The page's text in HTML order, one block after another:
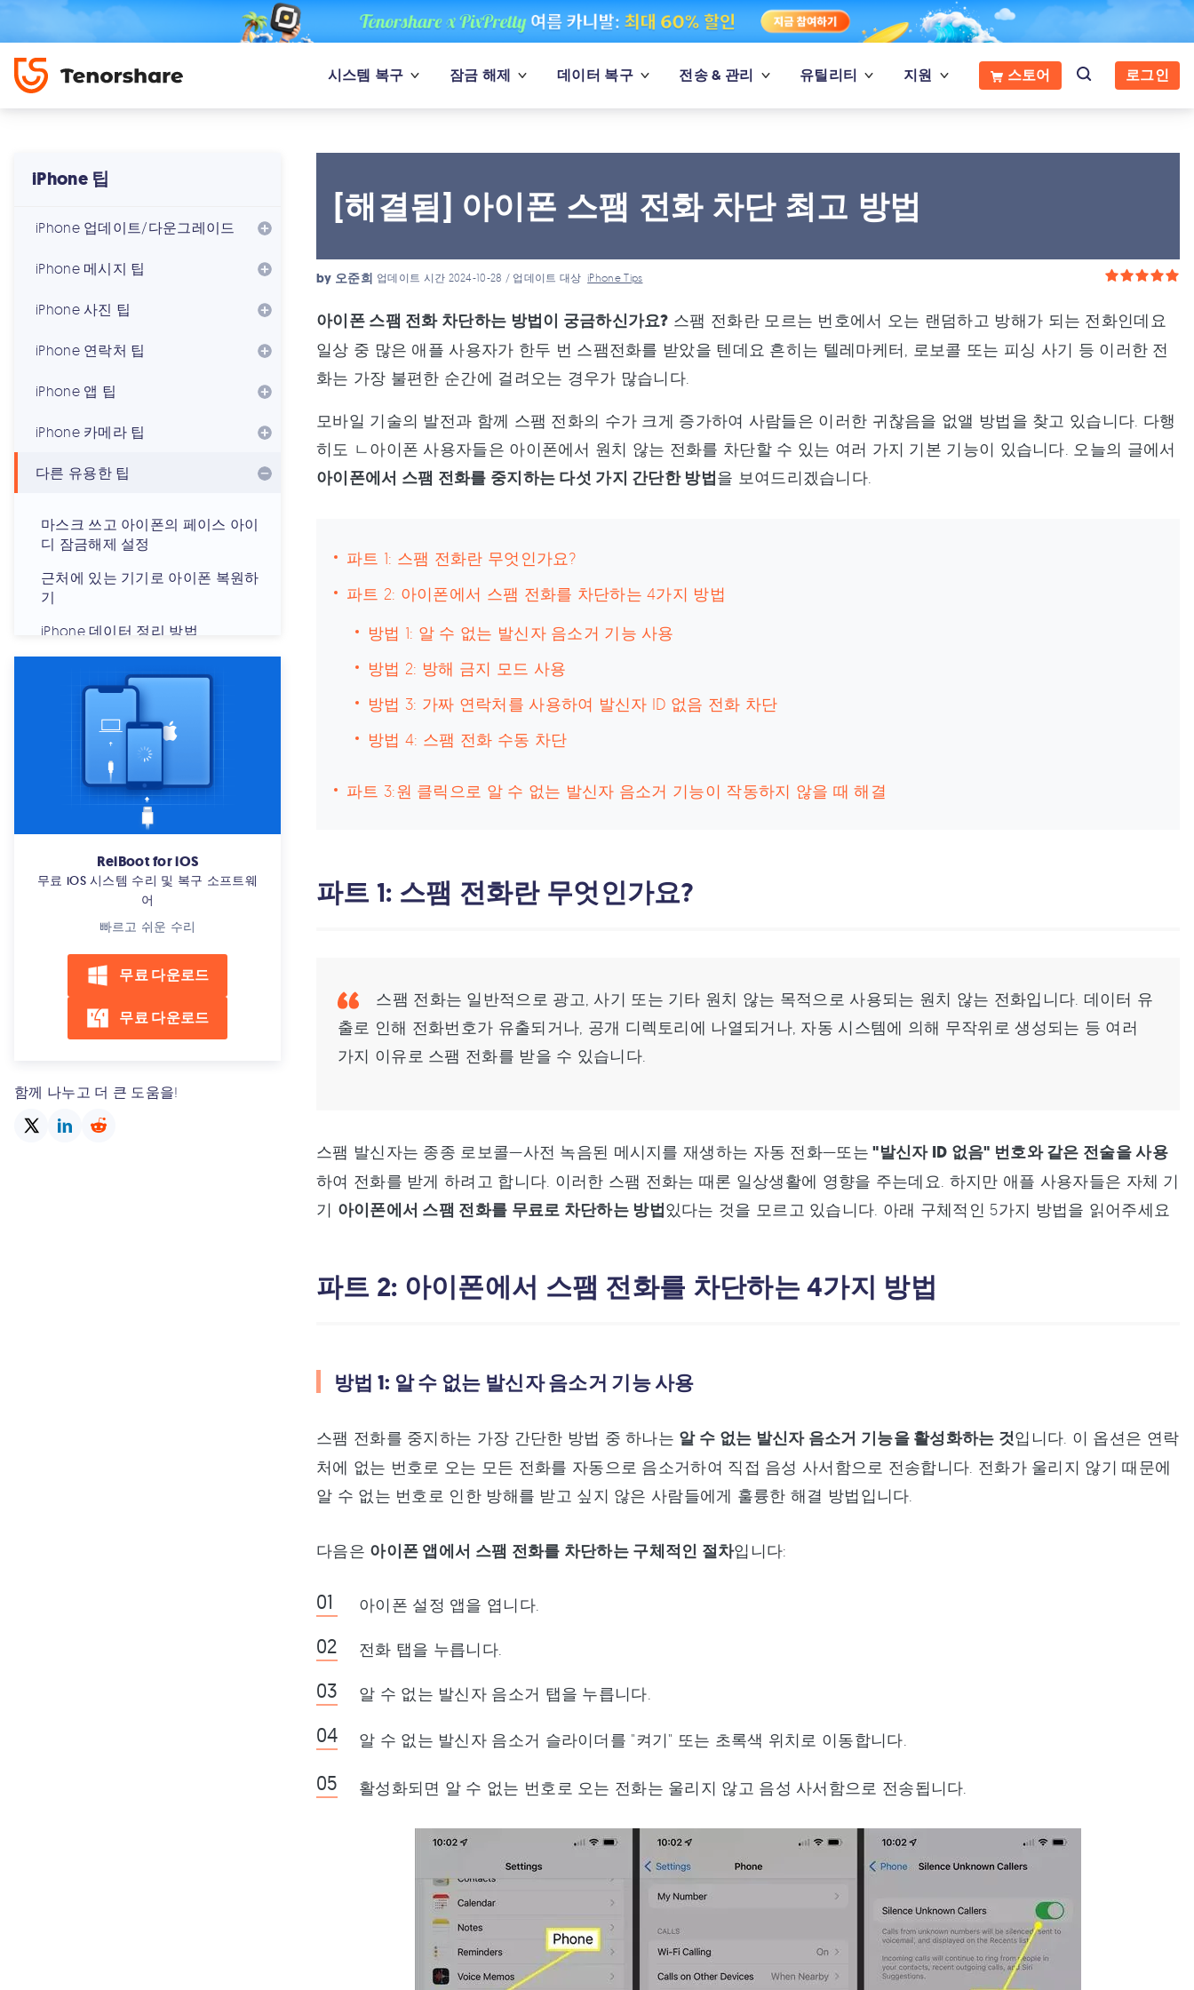
시스템 복구 잠금 해제 데이터 복구 전송 & 관리 유틸리티 지원 스토어 로그인
iPhone 팁
iPhone 업데이트/다운그레이드
iPhone 메시지 팁
iPhone 사진 팁
iPhone 연락처 팁
iPhone 앱 팁
iPhone 카메라 팁
다른 유용한 팁
마스크 쓰고 아이폰의 페이스 아이
디 잠금해제 설정
근처에 있는 기기로 아이폰 복원하
기
iPhone 데이터 정리 방법
가이드
iPhone 키보드 재설정
기기에서 캐시 앱에 로그인할 수 없
을 때 해결법
iPhone과 iPad 동기화하
iPhone에서 프라이빗 브라우징 추
적할 수 있습니까?
아이폰 저장 공간 정리
iPhone에서 노란색 점 제거
iOS 업데이트 영구 정지시킴
아이폰 개발자 모드 어떻게 활성화
합니까?
아이폰 스팸문자 확인 및 차단
ReiBoot for iOS
무료 iOS 시스템 수리 및 복구 소프트웨
어
빠르고 쉬운 수리
무료 다운로드
무료 다운로드
함께 나누고 더 큰 도움을!
[해결됨] 아이폰 스팸 전화 차단 최고 방법
by 오준희 업데이트 시간 2024-10-28 / 업데이트 대상iPhone Tips
아이폰 스팸 전화 차단하는 방법이 궁금하신가요? 스팸 전화란 모르는 번호에서 오는 랜덤하고 방해가 되는 전화인데요
일상 중 많은 애플 사용자가 한두 번 스팸전화를 받았을 텐데요 흔히는 텔레마케터, 로보콜 또는 피싱 사기 등 이러한 전
화는 가장 불편한 순간에 걸려오는 경우가 많습니다.
모바일 기술의 발전과 함께 스팸 전화의 수가 크게 증가하여 사람들은 이러한 귀찮음을 없앨 방법을 찾고 있습니다. 다행
히도 ㄴ아이폰 사용자들은 아이폰에서 원치 않는 전화를 차단할 수 있는 여러 가지 기본 기능이 있습니다. 오늘의 글에서
아이폰에서 스팸 전화를 중지하는 다섯 가지 간단한 방법을 보여드리겠습니다.
파트 1: 스팸 전화란 무엇인가요?
파트 2: 아이폰에서 스팸 전화를 차단하는 4가지 방법
방법 1: 알 수 없는 발신자 음소거 기능 사용
방법 2: 방해 금지 모드 사용
방법 3: 가짜 연락처를 사용하여 발신자 ID 없음 전화 차단
방법 4: 스팸 전화 수동 차단
파트 3:원 클릭으로 알 수 없는 발신자 음소거 기능이 작동하지 않을 때 해결
파트 1: 스팸 전화란 무엇인가요?
스팸 전화는 일반적으로 광고, 사기 또는 기타 원치 않는 목적으로 사용되는 원치 않는 전화입니다. 데이터 유
출로 인해 전화번호가 유출되거나, 공개 디렉토리에 나열되거나, 자동 시스템에 의해 무작위로 생성되는 등 여러
가지 이유로 스팸 전화를 받을 수 있습니다.
스팸 발신자는 종종 로보콜—사전 녹음된 메시지를 재생하는 자동 전화—또는 "발신자 ID 없음" 번호와 같은 전술을 사용
하여 전화를 받게 하려고 합니다. 이러한 스팸 전화는 때론 일상생활에 영향을 주는데요. 하지만 애플 사용자들은 자체 기
기 아이폰에서 스팸 전화를 무료로 차단하는 방법있다는 것을 모르고 있습니다. 아래 구체적인 5가지 방법을 읽어주세요
파트 2: 아이폰에서 스팸 전화를 차단하는 4가지 방법
방법 1: 알 수 없는 발신자 음소거 기능 사용
스팸 전화를 중지하는 가장 간단한 방법 중 하나는 알 수 없는 발신자 음소거 기능을 활성화하는 것입니다. 이 옵션은 연락
처에 없는 번호로 오는 모든 전화를 자동으로 음소거하여 직접 음성 사서함으로 전송합니다. 전화가 울리지 않기 때문에
알 수 없는 번호로 인한 방해를 받고 싶지 않은 사람들에게 훌륭한 해결 방법입니다.
다음은 아이폰 앱에서 스팸 전화를 차단하는 구체적인 절차입니다:
아이폰 설정 앱을 엽니다.
전화 탭을 누릅니다.
알 수 없는 발신자 음소거 탭을 누릅니다.
알 수 없는 발신자 음소거 슬라이더를 "켜기" 또는 초록색 위치로 이동합니다.
활성화되면 알 수 없는 번호로 오는 전화는 울리지 않고 음성 사서함으로 전송됩니다.